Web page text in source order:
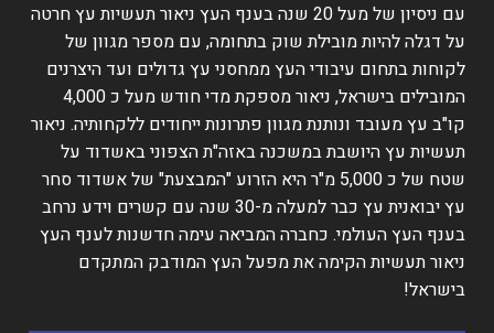
עם ניסיון של מעל 20 שנה בענף העץ ניאור תעשיות עץ חרטה
על דגלה להיות מובילת שוק בתחומה, עם מספר מגוון של
לקוחות בתחום עיבודי העץ ממחסני עץ גדולים ועד היצרנים
המובילים בישראל, ניאור מספקת מדי חודש מעל כ 4,000
קו"ב עץ מעובד ונותנת מגוון פתרונות ייחודים ללקחותיה. ניאור
תעשיות עץ היושבת במשכנה באזה"ת הצפוני באשדוד על
שטח של כ 5,000 מ"ר היא הזרוע "המבצעת" של אשדוד סחר
עץ יבואנית עץ כבר למעלה מ-30 שנה עם קשרים וידע נרחב
בענף העץ העולמי. כחברה המביאה עימה חדשנות לענף העץ
ניאור תעשיות הקימה את מפעל העץ המודבק המתקדם
בישראל!